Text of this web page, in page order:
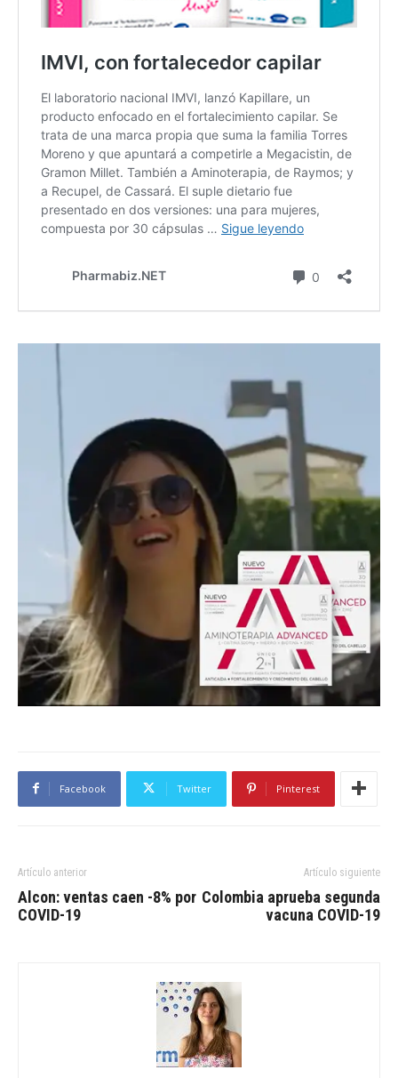
Facebook Twitter Pinterest
Artículo anterior
Alcon: ventas caen -8% por
COVID-19
Artículo siguiente
Colombia aprueba segunda
vacuna COVID-19